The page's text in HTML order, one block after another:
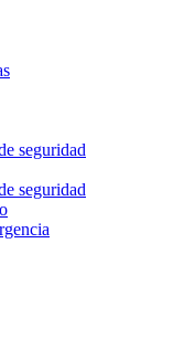
seguridad
seguridad